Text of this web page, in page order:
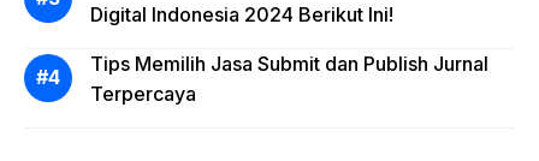
Digital Indonesia 2024 Berikut Ini!
Tips Memilih Jasa Submit dan Publish Jurnal
Terpercaya